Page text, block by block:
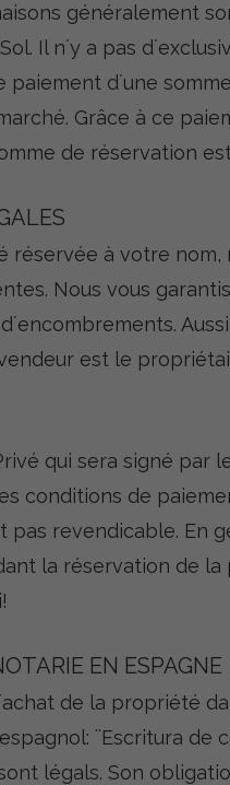
généralement
Il n´y a pas
paiement d´une
Grâce à ce
de réservation
réservée à votre
Nous vous
est le
qui sera signé par
conditions de
pas revendicable. En
la réservation de
EN ESPAGNE
de la propriété
¨Escritura
légals. Son